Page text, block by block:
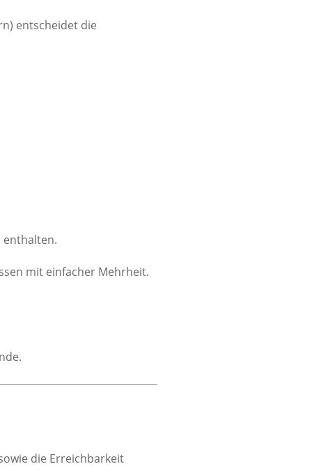
entscheidet die
enthalten.
mit einfacher Mehrheit.
die Erreichbarkeit